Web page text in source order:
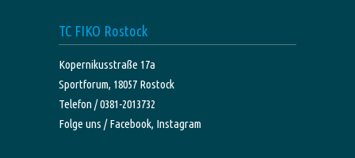
TC FIKO Rostock
Kopernikusstraße 17a
Sportforum, 18057 Rostock
Telefon / 0381-2013732
Folge uns /Facebook, Instagram